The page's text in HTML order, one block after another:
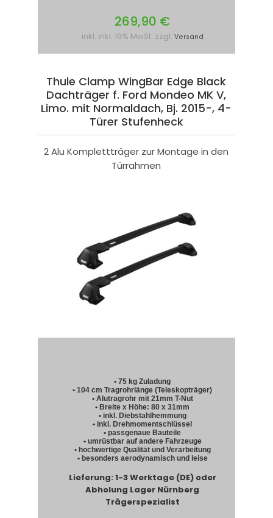
269,90 €
inkl. inkl. 19% MwSt. zzgl. Versand
Thule Clamp WingBar Edge Black
Dachträger f. Ford Mondeo MK V,
Limo. mit Normaldach, Bj. 2015-, 4-
Türer Stufenheck
2 Alu Komplettträger zur Montage in den
Türrahmen
• 75 kg Zuladung
• 104 cm Tragrohrlänge (Teleskopträger)
• Alutragrohr mit 21mm T-Nut
• Breite x Höhe: 80 x 31mm
• inkl. Diebstahlhemmung
• inkl. Drehmomentschlüssel
• passgenaue Bauteile
• umrüstbar auf andere Fahrzeuge
• hochwertige Qualität und Verarbeitung
• besonders aerodynamisch und leise
Lieferung: 1-3 Werktage (DE) oder
Abholung Lager Nürnberg
Trägerspezialist